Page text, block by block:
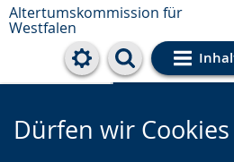
Altertumskommission für
Westfalen
Cookie-
Dürfen wir